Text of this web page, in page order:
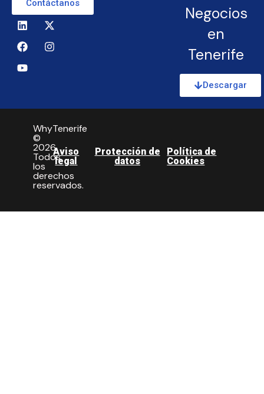
Contáctanos
Negocios
en
Tenerife
Descargar
WhyTenerife
©
2026.
Todos
los
derechos
reservados.
Aviso
legal
Protección de
datos
Política de
Cookies